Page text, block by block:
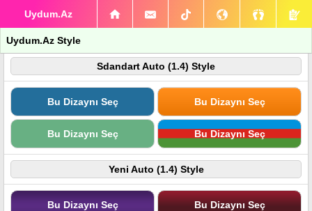
Uydum.Az
Uydum.Az Style
Sdandart Auto (1.4) Style
Bu Dizaynı Seç Bu Dizaynı Seç
Bu Dizaynı Seç Bu Dizaynı Seç
Yeni Auto (1.4) Style
Bu Dizaynı Seç Bu Dizaynı Seç